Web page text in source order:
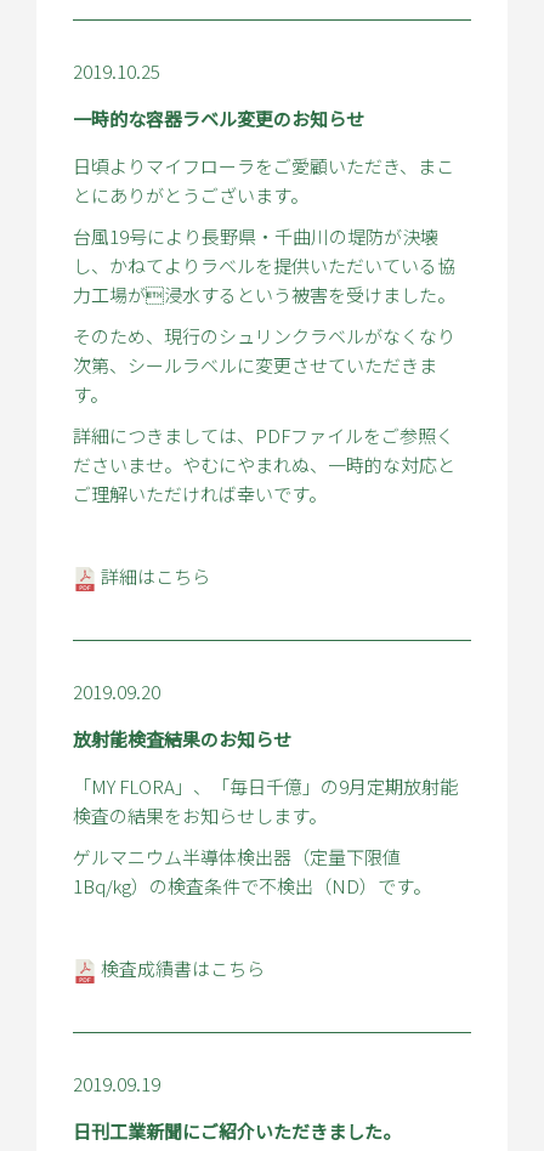
2019.10.25
一時的な容器ラベル変更のお知らせ
日頃よりマイフローラをご愛顧いただき、まこ
とにありがとうございます。
台風19号により長野県・千曲川の堤防が決壊
し、かねてよりラベルを提供いただいている協
力工場が浸水するという被害を受けました。
そのため、現行のシュリンクラベルがなくなり
次第、シールラベルに変更させていただきま
す。
詳細につきましては、PDFファイルをご参照く
ださいませ。やむにやまれぬ、一時的な対応と
ご理解いただければ幸いです。
詳細はこちら
2019.09.20
放射能検査結果のお知らせ
「MY FLORA」、「毎日千億」の9月定期放射能
検査の結果をお知らせします。
ゲルマニウム半導体検出器（定量下限値
1Bq/kg）の検査条件で不検出（ND）です。
検査成績書はこちら
2019.09.19
日刊工業新聞にご紹介いただきました。